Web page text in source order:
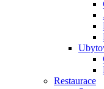
Restaurace